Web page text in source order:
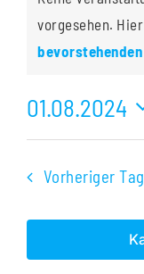
für
August
Hinweis
vorgesehen.
01.08.2024
Datum
Vorheriger Tag